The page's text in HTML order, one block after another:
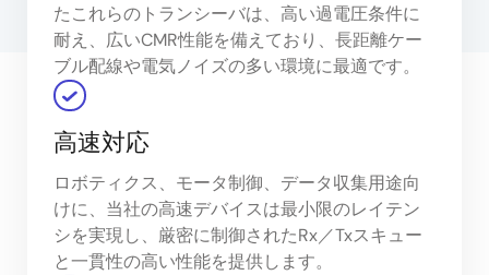
たこれらのトランシーバは、高い過電圧条件に
耐え、広いCMR性能を備えており、長距離ケー
ブル配線や電気ノイズの多い環境に最適です。
高速対応
ロボティクス、モータ制御、データ収集用途向
けに、当社の高速デバイスは最小限のレイテン
シを実現し、厳密に制御されたRx／Txスキュー
と一貫性の高い性能を提供します。